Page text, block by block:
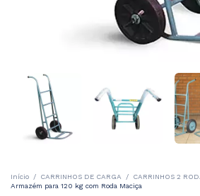
Início / CARRINHOS DE CARGA / CARRINHOS 2
Armazém para 120 kg com Roda Maciça